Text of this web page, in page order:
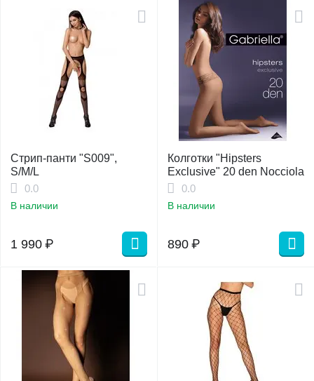
Стрип-панти "S009",
S/M/L
0.0
В наличии
1 990 ₽
Колготки "Hipsters
Exclusive" 20 den Nocciola
0.0
В наличии
890 ₽